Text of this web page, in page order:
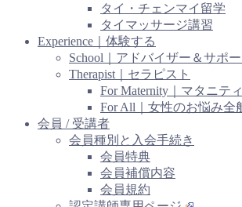
タイ・チェンマイ留学
タイマッサージ講習
Experience｜体験する
School｜アドバイザー＆サポ
Therapist｜セラピスト
For Maternity｜マタニテ
For All｜女性のお悩み全
会員 / 受講者
会員種別と入会手続き
会員特典
会員補償内容
会員規約